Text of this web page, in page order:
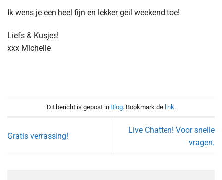
Ik wens je een heel fijn en lekker geil weekend toe!
Liefs & Kusjes!
xxx Michelle
Dit bericht is gepost in Blog. Bookmark de link.
Gratis verrassing!
Live Chatten! Voor snelle
vragen.